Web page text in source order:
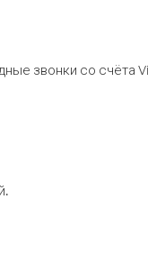
звонки со счёта